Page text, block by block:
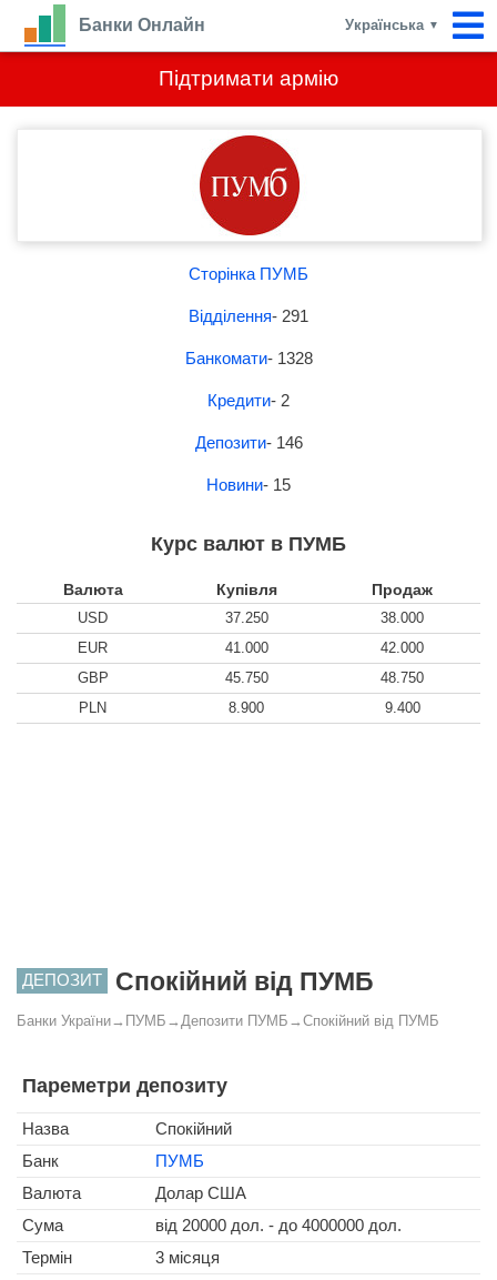
Підтримати армію
Банки Онлайн Українська ▼
Сторінка ПУМБ
Відділення- 291
Банкомати- 1328
Кредити- 2
Депозити- 146
Новини- 15
Курс валют в ПУМБ
Валюта Купівля Продаж
USD 37.250
38.000
EUR
41.000
42.000
GBP
45.750
48.750
PLN
8.900 9.400
ДЕПОЗИТ Спокійний від ПУМБ
Банки України→ ПУМБ → Депозити ПУМБ → Спокійний від ПУМБ
Пареметри депозиту
Назва
Спокійний
Банк
ПУМБ
Валюта
Долар США
Сума
від 20000 дол. - до 4000000 дол.
Термін
3 місяця